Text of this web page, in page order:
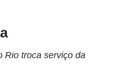
Rio troca serviço da